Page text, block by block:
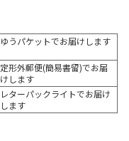
ゆうパケットでお届けします
定形外郵便(簡易書留)でお届
けします
レターパックライトでお届け
します